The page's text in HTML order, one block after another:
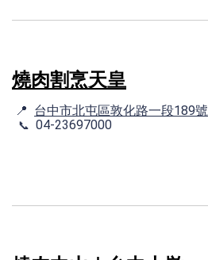
燒肉割烹天皇
📍 台中市北屯區敦化路一段189號
📞 04-23697000